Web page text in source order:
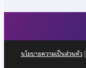
นโยบายความเป็นส่วนตัว|